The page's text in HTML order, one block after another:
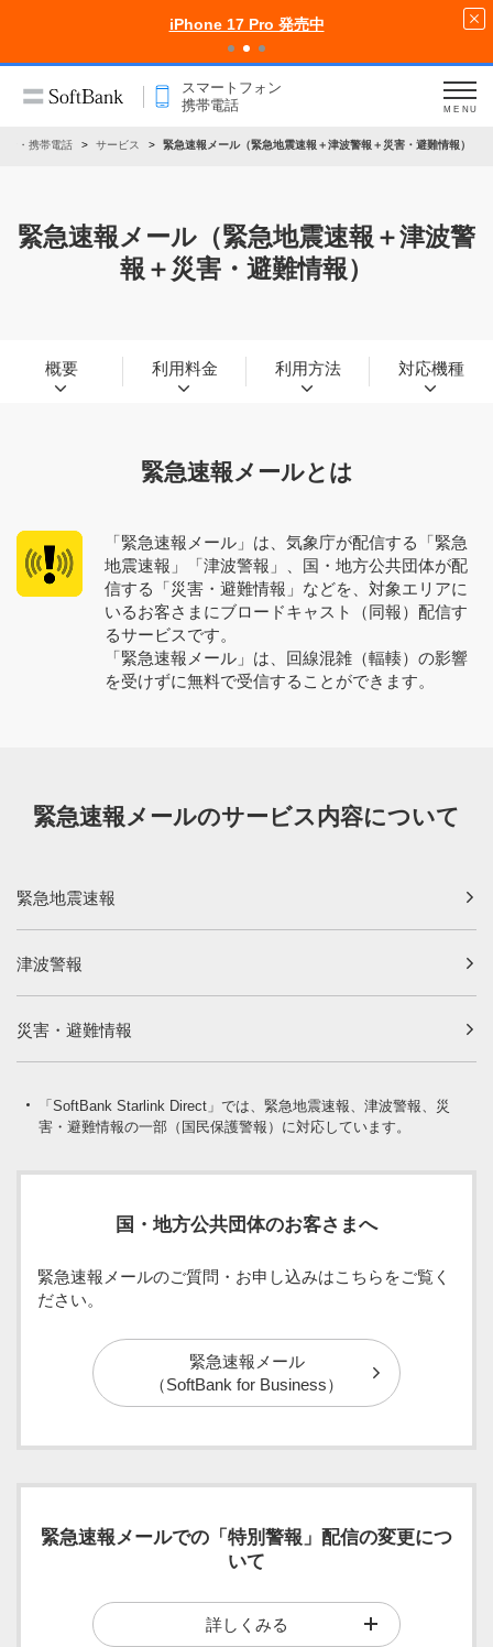
iPhone 17 Pro 発売中
スマートフォン
携帯電話
MENU
ン・携帯電話 サービス 緊急速報メール（緊急地震速報＋津波警報＋災害・避難情報）
緊急速報メール （緊急地震速報＋津波警
報＋災害・避難情報）
概要 利用料金 利用方法 対応機種
緊急速報メールとは
「緊急速報メール」は、気象庁が配信する「緊急
地震速報」「津波警報」、国・地方公共団体が配
信する「災害・避難情報」などを、対象エリアに
いるお客さまにブロードキャスト（同報）配信す
るサービスです。
「緊急速報メール」は、回線混雑（輻輳）の影響
を受けずに無料で受信することができます。
緊急速報メールのサービス内容について
緊急地震速報
津波警報
災害・避難情報
「SoftBank Starlink Direct」では、緊急地震速報、津波警報、災
害・避難情報の一部（国民保護警報）に対応しています。
国・地方公共団体のお客さまへ
緊急速報メールのご質問・お申し込みはこちらをご覧く
ださい。
緊急速報メール
（SoftBank for Business）
緊急速報メールでの「特別警報」配信の変更につ
いて
気象庁の発表の通り、2022年12月26日（月）午後2時を
もって気象庁からの緊急速報メールによる特別警報の配
詳しくみる